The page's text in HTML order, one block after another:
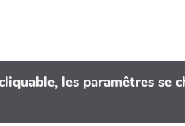
les paramêtres se